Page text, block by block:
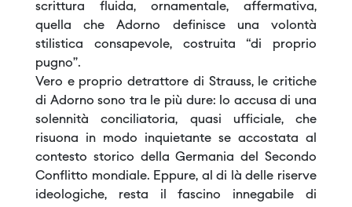
scrittura fluida, ornamentale, affermativa,
quella che Adorno definisce una volontà
stilistica consapevole, costruita “di proprio
pugno”.
Vero e proprio detrattore di Strauss, le critiche
di Adorno sono tra le più dure: lo accusa di una
solennità conciliatoria, quasi ufficiale, che
risuona in modo inquietante se accostata al
contesto storico della Germania del Secondo
Conflitto mondiale. Eppure, al di là delle riserve
ideologiche, resta il fascino innegabile di